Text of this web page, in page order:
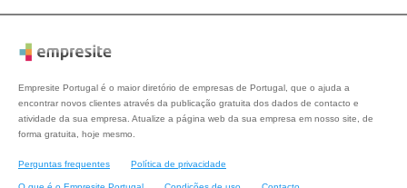
Empresite Portugal é o maior diretório de empresas de Portugal, que o ajuda a
encontrar novos clientes através da publicação gratuita dos dados de contacto e
atividade da sua empresa. Atualize a página web da sua empresa em nosso site, de
forma gratuita, hoje mesmo.
Perguntas frequentes Política de privacidade